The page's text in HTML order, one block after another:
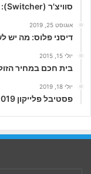
סוויצ'ר (Switcher): מתג הדוד החכם שיהפוך את חייכם לקלים!
אוגוסט 25, 2019
דיסני פלוס: מה יש
יולי 15, 2015
בית חכם במחיר
יולי 18, 2019
פסטיבל פלייקון PlayCon 2019: מי, מה יהיה ומה המחירים?